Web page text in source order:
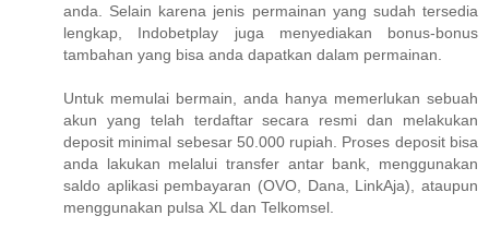
anda. Selain karena jenis permainan yang sudah tersedia
lengkap, Indobetplay juga menyediakan bonus-bonus
tambahan yang bisa anda dapatkan dalam permainan.
Untuk memulai bermain, anda hanya memerlukan sebuah
akun yang telah terdaftar secara resmi dan melakukan
deposit minimal sebesar 50.000 rupiah. Proses deposit bisa
anda lakukan melalui transfer antar bank, menggunakan
saldo aplikasi pembayaran (OVO, Dana, LinkAja), ataupun
menggunakan pulsa XL dan Telkomsel.